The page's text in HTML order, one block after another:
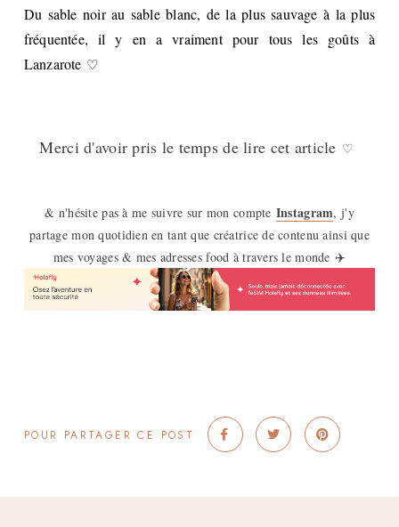
Du sable noir au sable blanc, de la plus sauvage à la plus
fréquentée, il y en a vraiment pour tous les goûts à
Lanzarote ♡
Merci d'avoir pris le temps de lire cet article ♡
& n'hésite pas à me suivre sur mon compte Instagram, j'y
partage mon quotidien en tant que créatrice de contenu ainsi que
mes voyages & mes adresses food à travers le monde ✈️
POUR PARTAGER CE POST